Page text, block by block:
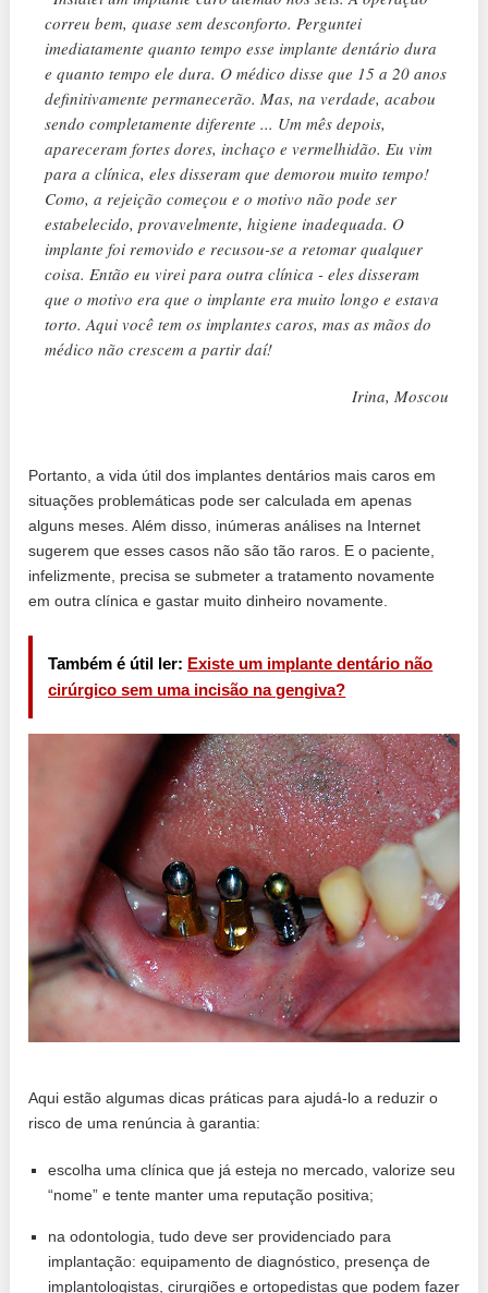
correu bem, quase sem desconforto. Perguntei
imediatamente quanto tempo esse implante dentário dura
e quanto tempo ele dura. O médico disse que 15 a 20 anos
definitivamente permanecerão. Mas, na verdade, acabou
sendo completamente diferente ... Um mês depois,
apareceram fortes dores, inchaço e vermelhidão. Eu vim
para a clínica, eles disseram que demorou muito tempo!
Como, a rejeição começou e o motivo não pode ser
estabelecido, provavelmente, higiene inadequada. O
implante foi removido e recusou-se a retomar qualquer
coisa. Então eu virei para outra clínica - eles disseram
que o motivo era que o implante era muito longo e estava
torto. Aqui você tem os implantes caros, mas as mãos do
médico não crescem a partir daí!
Irina, Moscou
Portanto, a vida útil dos implantes dentários mais caros em
situações problemáticas pode ser calculada em apenas
alguns meses. Além disso, inúmeras análises na Internet
sugerem que esses casos não são tão raros. E o paciente,
infelizmente, precisa se submeter a tratamento novamente
em outra clínica e gastar muito dinheiro novamente.
Também é útil ler: Existe um implante dentário não
cirúrgico sem uma incisão na gengiva?
Aqui estão algumas dicas práticas para ajudá-lo a reduzir o
risco de uma renúncia à garantia:
escolha uma clínica que já esteja no mercado, valorize seu
“nome” e tente manter uma reputação positiva;
na odontologia, tudo deve ser providenciado para
implantação: equipamento de diagnóstico, presença de
implantologistas, cirurgiões e ortopedistas que podem fazer